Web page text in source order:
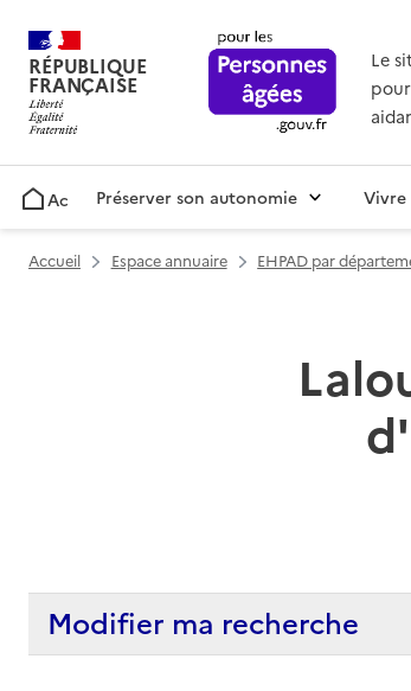
RÉPUBLIQUE
FRANÇAISE
Le
AccueilPréserver son autonomie Vivre
Accueil Espace annuaire EHPAD par
Modifier ma recherche